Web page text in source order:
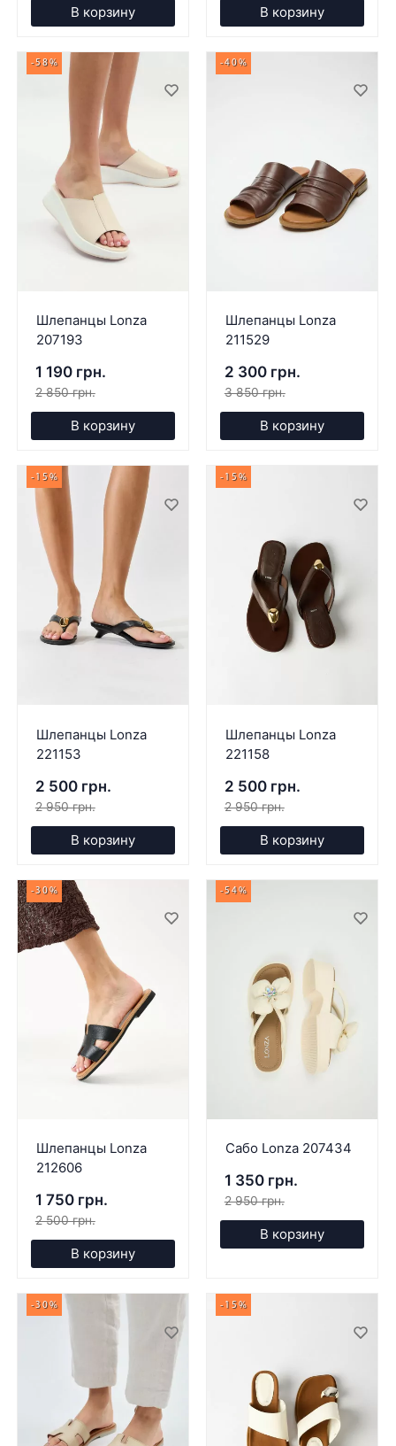
В корзину В корзину
-58%
Шлепанцы Lonza
207193
1 190 грн.
2 850 грн.
В корзину
-40%
Шлепанцы Lonza
211529
2 300 грн.
3 850 грн.
В корзину
-15%
Шлепанцы Lonza
221153
2 500 грн.
2 950 грн.
В корзину
-15%
Шлепанцы Lonza
221158
2 500 грн.
2 950 грн.
В корзину
-30%
Шлепанцы Lonza
212606
1 750 грн.
2 500 грн.
В корзину
-54%
Сабо Lonza 207434
1 350 грн.
2 950 грн.
В корзину
-30% -15%